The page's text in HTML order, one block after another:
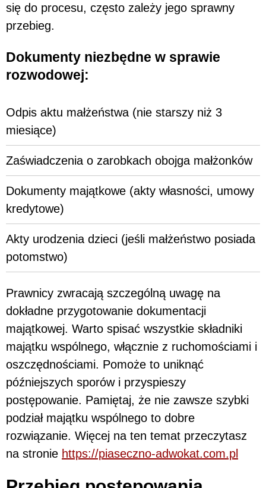
się do procesu, często zależy jego sprawny
przebieg.
Dokumenty niezbędne w sprawie
rozwodowej:
Odpis aktu małżeństwa (nie starszy niż 3
miesiące)
Zaświadczenia o zarobkach obojga małżonków
Dokumenty majątkowe (akty własności, umowy
kredytowe)
Akty urodzenia dzieci (jeśli małżeństwo posiada
potomstwo)
Prawnicy zwracają szczególną uwagę na
dokładne przygotowanie dokumentacji
majątkowej. Warto spisać wszystkie składniki
majątku wspólnego, włącznie z ruchomościami i
oszczędnościami. Pomoże to uniknąć
późniejszych sporów i przyspieszy
postępowanie. Pamiętaj, że nie zawsze szybki
podział majątku wspólnego to dobre
rozwiązanie. Więcej na ten temat przeczytasz
na stronie https://piaseczno-adwokat.com.pl